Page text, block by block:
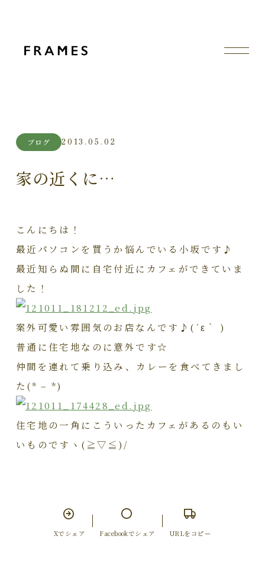
ブログ 2013.05.02
家の近くに…
こんにちは！
最近パソコンを買うか悩んでいる小坂です♪
最近知らぬ間に自宅付近にカフェができていま
した！
案外可愛い雰囲気のお店なんです♪(´ε｀ )
普通に住宅地なのに意外です☆
仲間を連れて乗り込み、カレーを食べてきまし
た(* – *)
住宅地の一角にこういったカフェがあるのもい
いものですヽ(≧▽≦)/
Xでシェア Facebookでシェア URLをコピー